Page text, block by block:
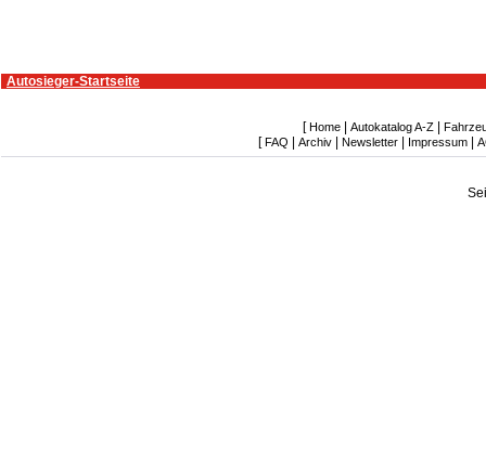
Autosieger-Startseite
[ Home| Autokatalog A-Z|
[ FAQ Archiv Newsletter Impressum